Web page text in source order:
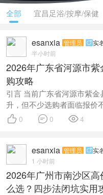
全部 宜昌足浴/按摩/保健
esanxia 管理员 实
半小时前
2026年广东省河源市
购攻略
引言 当前广东省河源市紫
升，但不少选购者面临报价
 0  0 4
esanxia 管理员 实
1 小时前
2026年广州市南沙区
么选？四步法闭坑实用